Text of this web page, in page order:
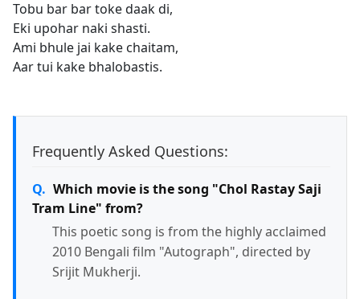
Tobu bar bar toke daak di,
Eki upohar naki shasti.
Ami bhule jai kake chaitam,
Aar tui kake bhalobastis.
Frequently Asked Questions:
Which movie is the song "Chol Rastay Saji
Tram Line" from?
This poetic song is from the highly acclaimed
2010 Bengali film "Autograph", directed by
Srijit Mukherji.